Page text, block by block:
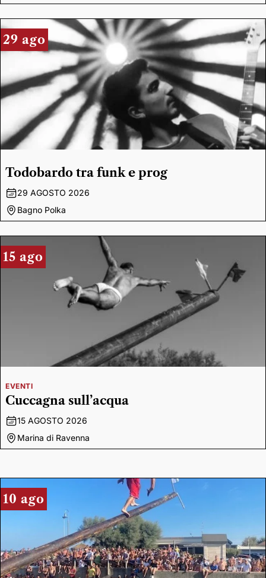
29 ago
Todobardo tra funk e prog
29 AGOSTO 2026
Bagno Polka
15 ago
EVENTI
Cuccagna sull’acqua
15 AGOSTO 2026
Marina di Ravenna
10 ago